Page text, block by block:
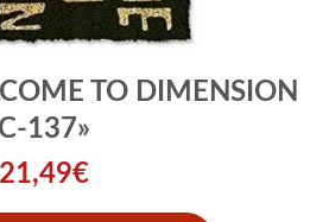
TO DIMENSION
C-137»
21,49€